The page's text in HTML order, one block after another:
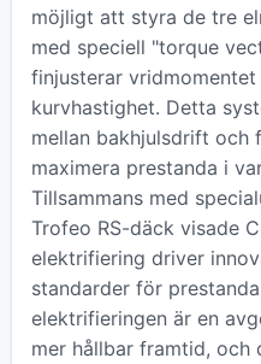
möjligt att styra de tre
med speciell "torque
finjusterar
kurvhastighet. Detta
mellan bakhjulsdrift
maximera prestanda i
Tillsammans med
Trofeo RS-däck visade
elektrifiering driver
standarder för
elektrifieringen är en
mer hållbar framtid, och